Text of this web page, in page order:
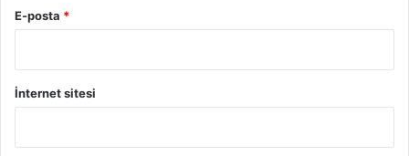
E-posta *
İnternet sitesi